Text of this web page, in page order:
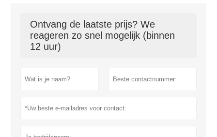
Ontvang de laatste prijs? We
reageren zo snel mogelijk (binnen
12 uur)